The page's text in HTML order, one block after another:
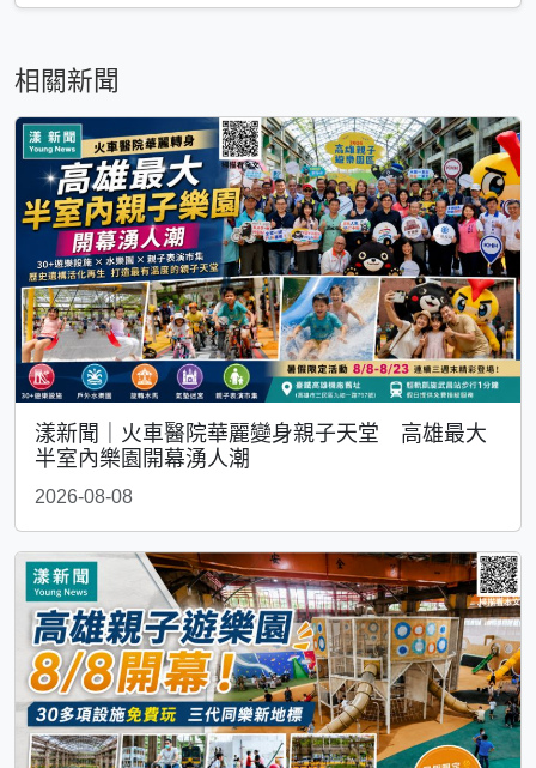
相關新聞
漾新聞｜火車醫院華麗變身親子天堂 高雄最大
半室內樂園開幕湧人潮
2026-08-08